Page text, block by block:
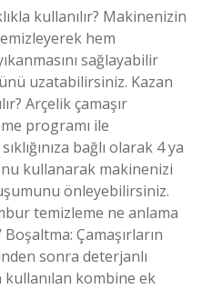
kullanılır? Makinenizin
hem
sağlayabilir
uzatabilirsiniz. Kazan
Arçelik çamaşır
programı ile
bağlı olarak 4 ya
kullanarak makinenizi
önleyebilirsiniz.
temizleme ne anlama
Çamaşırların
sonra deterjanlı
kullanılan kombine ek